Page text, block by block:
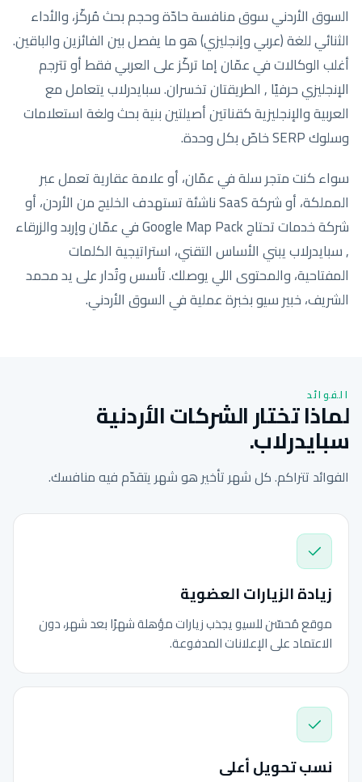
السوق الأردني سوق منافسة حادّة وحجم بحث مُركّز، والأداء
الثنائي للغة (عربي وإنجليزي) هو ما يفصل بين الفائزين والباقين.
أغلب الوكالات في عمّان إما تركّز على العربي فقط أو تترجم
الإنجليزي حرفيًا , الطريقتان تخسران. سبايدرلاب يتعامل مع
العربية والإنجليزية كقناتين أصيلتين بنية بحث ولغة استعلامات
وسلوك SERP خاصّ بكل وحدة.
سواء كنت متجر سلة في عمّان، أو علامة عقارية تعمل عبر
المملكة، أو شركة SaaS ناشئة تستهدف الخليج من الأردن، أو
شركة خدمات تحتاج Google Map Pack في عمّان وإربد والزرقاء
, سبايدرلاب يبني الأساس التقني، استراتيجية الكلمات
المفتاحية، والمحتوى اللي يوصلك. تأسس وتُدار على يد محمد
الشريف، خبير سيو بخبرة عملية في السوق الأردني.
الفوائد
لماذا تختار الشركات الأردنية
سبايدرلاب.
الفوائد تتراكم. كل شهر تأخير هو شهر يتقدّم فيه منافسك.
زيادة الزيارات العضوية
موقع مُحسّن للسيو يجذب زيارات مؤهلة شهرًا بعد شهر، دون
الاعتماد على الإعلانات المدفوعة.
نسب تحويل أعلى